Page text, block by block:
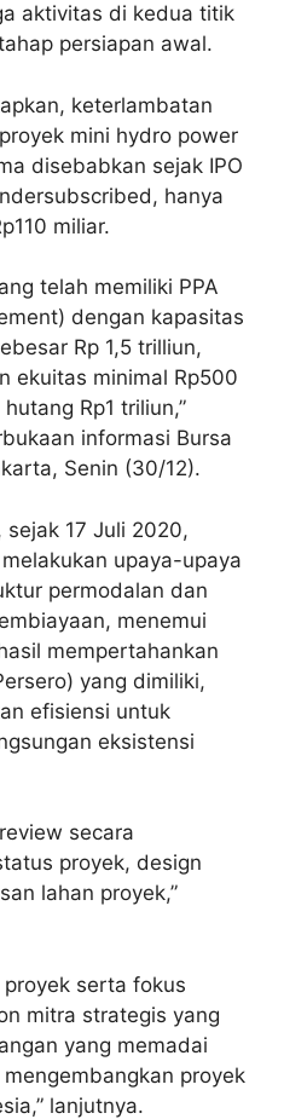
aktivitas di kedua titik
persiapan awal.
keterlambatan
mini hydro power
disebabkan sejak IPO
hanya
miliar.
telah memiliki PPA
dengan kapasitas
Rp 1,5 trilliun,
ekuitas minimal Rp500
Rp1 triliun,”
informasi Bursa
Senin (30/12).
17 Juli 2020,
upaya-upaya
permodalan dan
menemui
mempertahankan
yang dimiliki,
efisiensi untuk
eksistensi
secara
proyek, design
lahan proyek,”
proyek serta fokus
mitra strategis yang
yang memadai
proyek
lanjutnya.